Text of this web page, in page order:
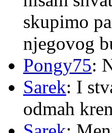
skupimo
njegovog
Pongy75:
Sarek: I
odmah